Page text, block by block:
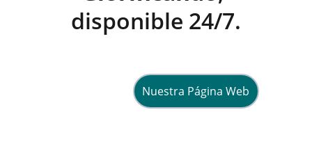
disponible 24/7.
Nuestra Página Web